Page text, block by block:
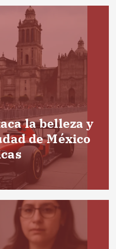
la belleza y
de México